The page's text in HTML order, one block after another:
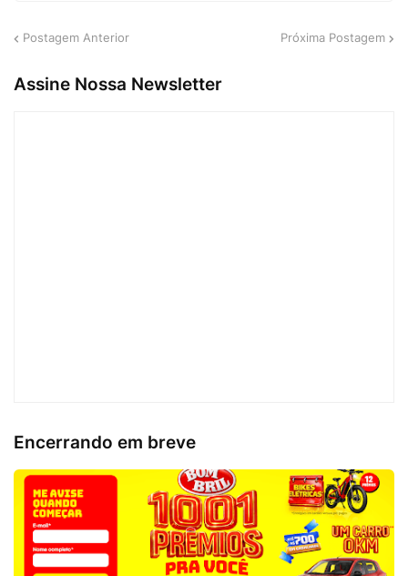
Postagem Anterior Próxima Postagem
Assine Nossa Newsletter
Encerrando em breve